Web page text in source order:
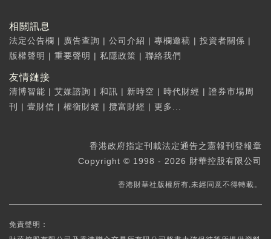
相關訊息
法定公告欄 | 廣告查詢 | 公司介紹 | 專欄邀稿 | 投資者關係 |
版權聲明 | 重要聲明 | 私隱政策 | 聯絡我們
友情鏈接
清博智能 | 艾媒諮詢 | 和訊 | 新時空 | 時代財經 | 證券市場周
刊
| 壹財信 | 權衡財經 | 攬富財經 | 更多...
香港政府指定刊載法定通告之憲報刊登報章
Copyright © 1998 - 2026 財華控股有限公司
香港財華社版權所有,未經同意不得轉載。
免責聲明：